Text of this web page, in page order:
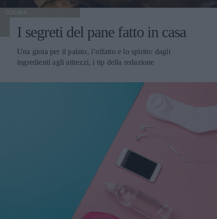
CUCINA
I segreti del pane fatto in casa
Una gioia per il palato, l’olfatto e lo spirito: dagli
ingredienti agli attrezzi, i tip della redazione